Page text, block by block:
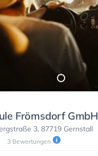
Frömsdorf GmbH
3, 87719 Gernstall
3 Bewertungen